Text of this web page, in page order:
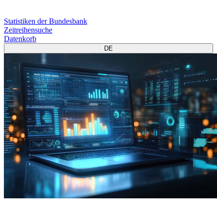
Statistiken der Bundesbank
Zeitreihensuche
Datenkorb
DE